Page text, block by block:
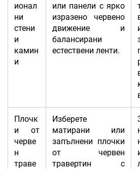
ионал
ни
стени
и
камин
и
или панели с ярко
изразено червено
движение и
балансирани
естествени ленти.
Плочк
и от
черве
н
траве
Изберете
матирани или
запълнени плочки
от червен
травертин с